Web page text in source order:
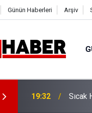
Günün Haberleri Arşiv
19:32 Sıcak